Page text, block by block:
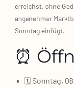
erreichst, ohne
ange­neh­mer
Sonn­tag ein­fügt.
⏰
🗓️ Sonn­tag,